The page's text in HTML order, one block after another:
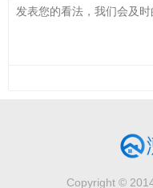
Copyright ©